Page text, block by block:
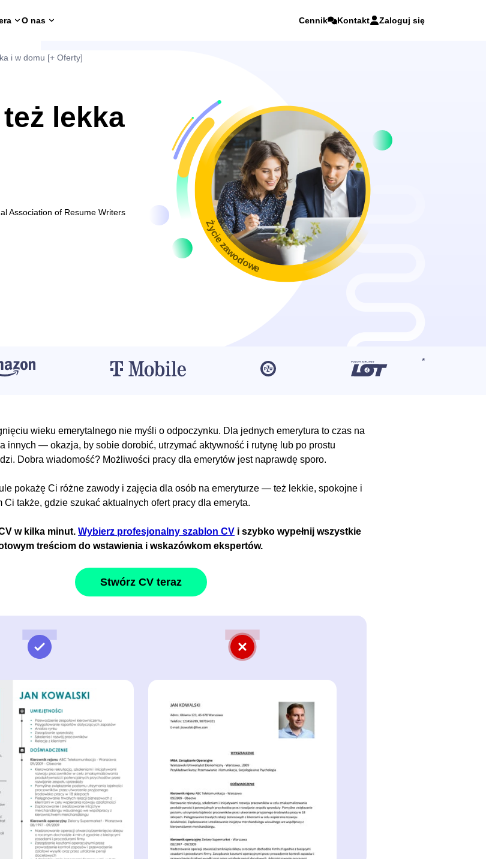
O nas Cennik Kontakt Zaloguj się
i w domu [+ Oferty]
lekka
Association of Resume Writers
Życie zawodowe
wieku emerytalnego nie myśli o odpoczynku. Dla jednych emerytura to czas na
innych — okazja, by sobie dorobić, utrzymać aktywność i rutynę lub po prostu
Dobra wiadomość? Możliwości pracy dla emerytów jest naprawdę sporo.
pokażę Ci różne zawody i zajęcia dla osób na emeryturze — też lekkie, spokojne i
Ci także, gdzie szukać aktualnych ofert pracy dla emeryta.
w kilka minut. Wybierz profesjonalny szablon CV i szybko wypełnij wszystkie
treściom do wstawienia i wskazówkom ekspertów.
Stwórz CV teraz